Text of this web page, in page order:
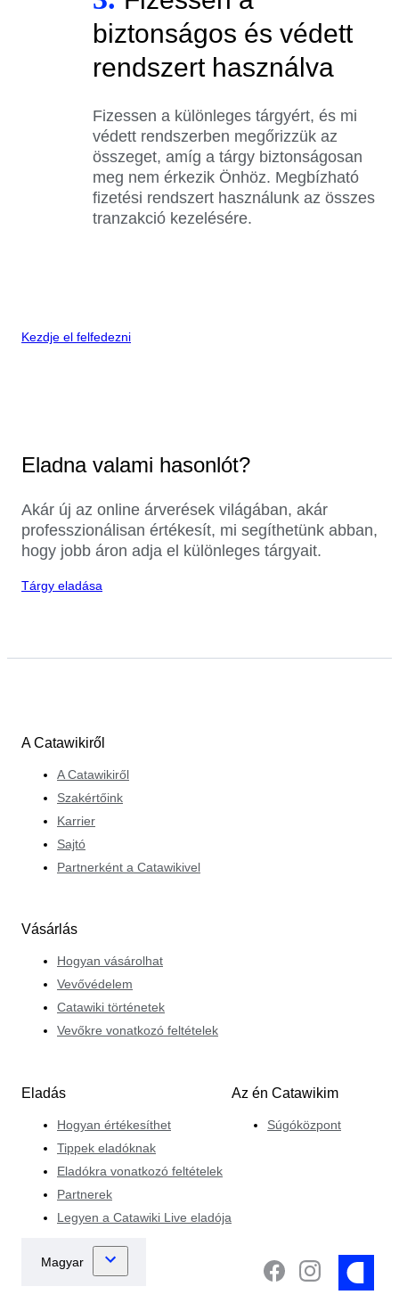
biztonságos és védett
rendszert használva
Fizessen a különleges tárgyért, és mi
védett rendszerben megőrizzük az
összeget, amíg a tárgy biztonságosan
meg nem érkezik Önhöz. Megbízható
fizetési rendszert használunk az összes
tranzakció kezelésére.
Kezdje el felfedezni
Eladna valami hasonlót?
Akár új az online árverések világában, akár
professzionálisan értékesít, mi segíthetünk abban,
hogy jobb áron adja el különleges tárgyait.
Tárgy eladása
A Catawikiről
A Catawikiről
Szakértőink
Karrier
Sajtó
Partnerként a Catawikivel
Vásárlás
Hogyan vásárolhat
Vevővédelem
Catawiki történetek
Vevőkre vonatkozó feltételek
Eladás
Hogyan értékesíthet
Tippek eladóknak
Eladókra vonatkozó feltételek
Partnerek
Legyen a Catawiki Live eladója
Az én Catawikim
Súgóközpont